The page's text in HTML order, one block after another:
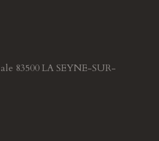
83500 LA SEYNE-SUR-